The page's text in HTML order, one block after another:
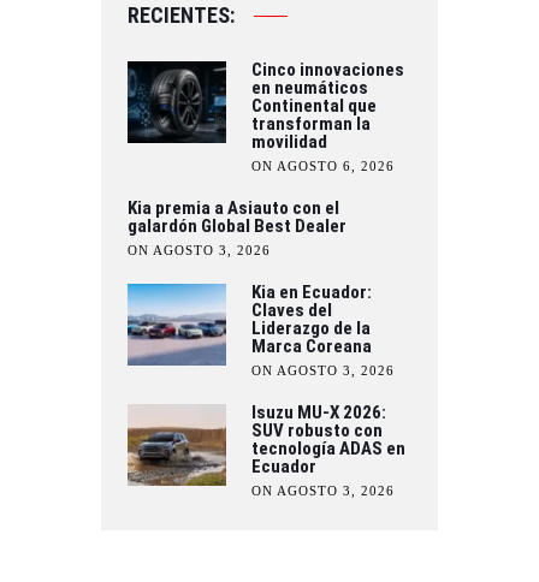
RECIENTES:
Cinco innovaciones
en neumáticos
Continental que
transforman la
movilidad
ON AGOSTO 6, 2026
Kia premia a Asiauto con el
galardón Global Best Dealer
ON AGOSTO 3, 2026
Kia en Ecuador:
Claves del
Liderazgo de la
Marca Coreana
ON AGOSTO 3, 2026
Isuzu MU-X 2026:
SUV robusto con
tecnología ADAS en
Ecuador
ON AGOSTO 3, 2026